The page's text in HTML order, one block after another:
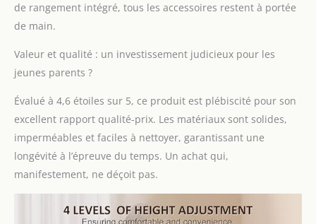
de rangement intégré, tous les accessoires restent à portée
de main.
Valeur et qualité : un investissement judicieux pour les
jeunes parents ?
Évalué à 4,6 étoiles sur 5, ce produit est plébiscité pour son
excellent rapport qualité-prix. Les matériaux sont solides,
imperméables et faciles à nettoyer, garantissant une
longévité à l’épreuve du temps. Un achat qui,
manifestement, ne déçoit pas.